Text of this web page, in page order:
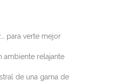
para verte mejor
ambiente relajante
de una gama de